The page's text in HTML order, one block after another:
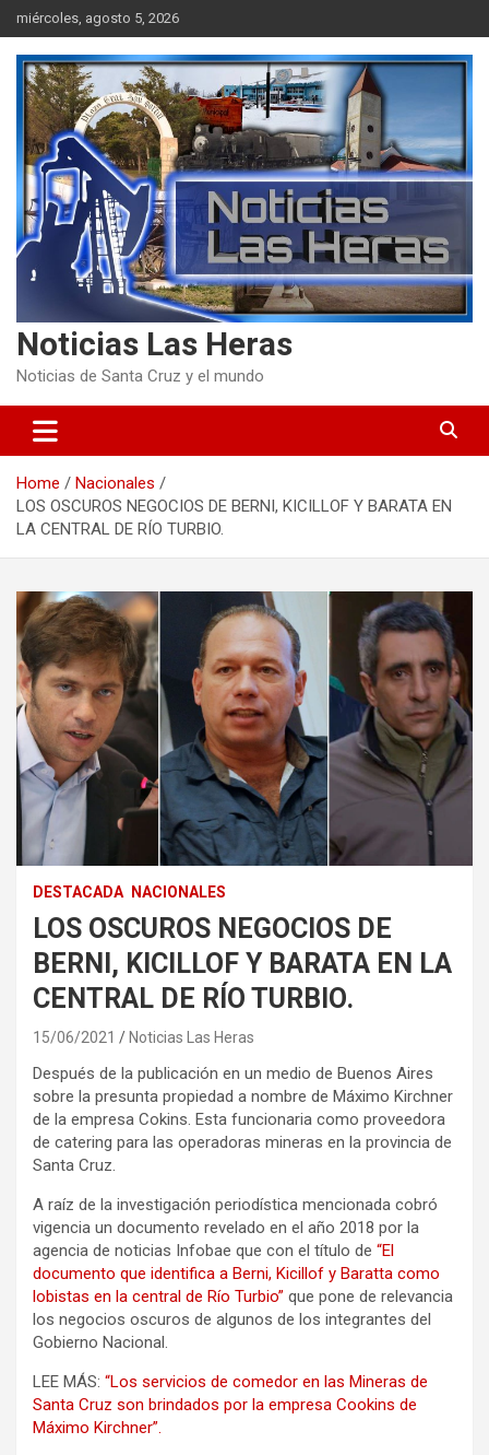
to
content
miércoles, agosto 5, 2026
Noticias Las Heras
Noticias de Santa Cruz y el mundo
Home
Nacionales
LOS OSCUROS NEGOCIOS DE BERNI, KICILLOF Y BARATA EN
LA CENTRAL DE RÍO TURBIO.
DESTACADA NACIONALES
LOS OSCUROS NEGOCIOS DE
BERNI, KICILLOF Y BARATA EN LA
CENTRAL DE RÍO TURBIO.
15/06/2021 Noticias Las Heras
Después de la publicación en un medio de Buenos Aires
sobre la presunta propiedad a nombre de Máximo Kirchner
de la empresa Cokins. Esta funcionaria como proveedora
de catering para las operadoras mineras en la provincia de
Santa Cruz.
A raíz de la investigación periodística mencionada cobró
vigencia un documento revelado en el año 2018 por la
agencia de noticias Infobae que con el título de “El
documento que identifica a Berni, Kicillof y Baratta como
lobistas en la central de Río Turbio” que pone de relevancia
los negocios oscuros de algunos de los integrantes del
Gobierno Nacional.
LEE MÁS: “Los servicios de comedor en las Mineras de
Santa Cruz son brindados por la empresa Cookins de
Máximo Kirchner”.